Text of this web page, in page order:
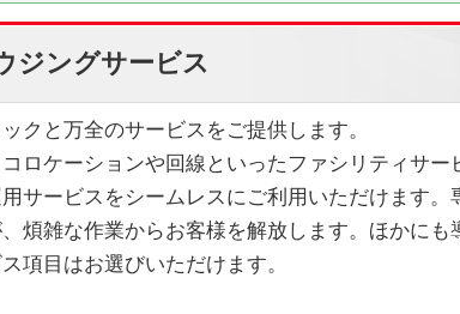
ジングサービス
クと万全のサービスをご提供します。
ロケーションや回線といったファシリティサ
サービスをシームレスにご利用いただけます。
煩雑な作業からお客様を解放します。ほかに
項目はお選びいただけます。